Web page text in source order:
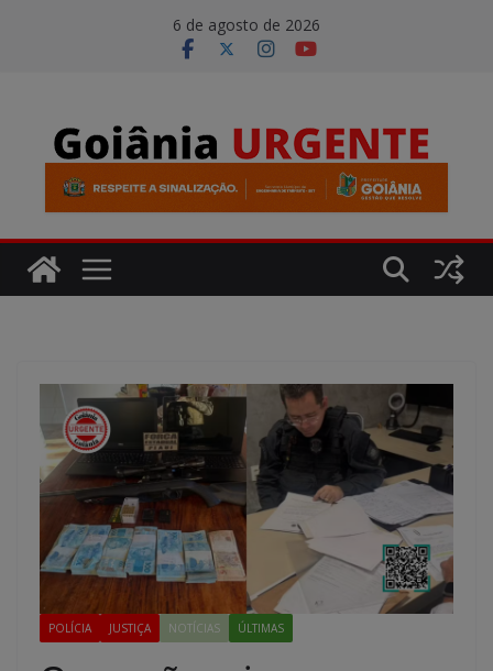
6 de agosto de 2026
POLÍCIA JUSTIÇA NOTÍCIAS ÚLTIMAS
modal-check